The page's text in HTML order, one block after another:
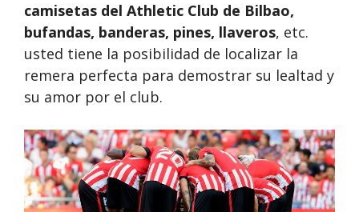
camisetas del Athletic Club de Bilbao,
bufandas, banderas, pines, llaveros, etc.
usted tiene la posibilidad de localizar la
remera perfecta para demostrar su lealtad y
su amor por el club.